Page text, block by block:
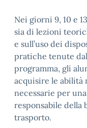
Nei giorni 9, 10 e
sia di lezioni
e sull’uso dei
pratiche tenute
programma, gli
acquisire le abilità
necessarie per
responsabile della
trasporto.